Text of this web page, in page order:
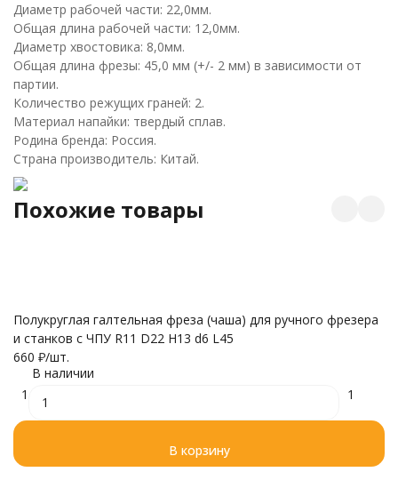
Диаметр рабочей части: 22,0мм.
Общая длина рабочей части: 12,0мм.
Диаметр хвостовика: 8,0мм.
Общая длина фрезы: 45,0 мм (+/- 2 мм) в зависимости от
партии.
Количество режущих граней: 2.
Материал напайки: твердый сплав.
Родина бренда: Россия.
Страна производитель: Китай.
Похожие товары
Полукруглая галтельная фреза (чаша) для ручного фрезера
и станков с ЧПУ R11 D22 H13 d6 L45
660 ₽/шт.
В наличии
1
1
В корзину